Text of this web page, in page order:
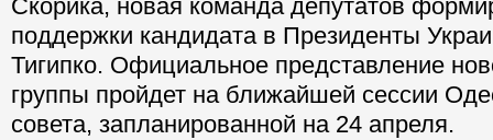
Скорика, новая команда депутатов
поддержки кандидата в Президенты
Тигипко. Официальное представление
группы пройдет на ближайшей сессии
совета, запланированной на 24 апреля.